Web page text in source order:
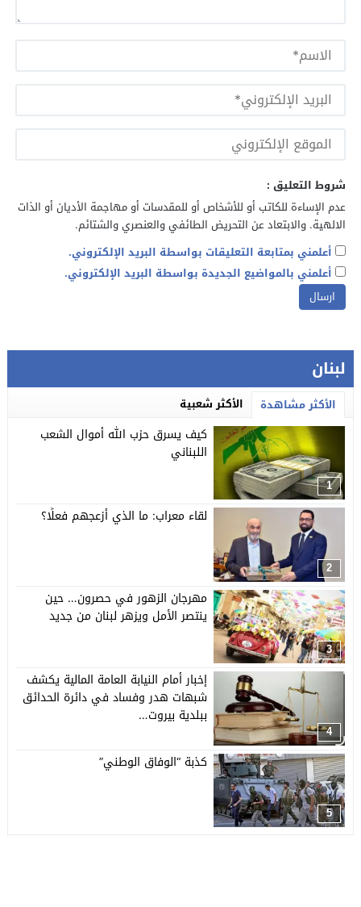
شروط التعليق :
عدم الإساءة للكاتب أو للأشخاص أو للمقدسات أو مهاجمة الأديان أو الذات
الالهية. والابتعاد عن التحريض الطائفي والعنصري والشتائم.
أعلمني بمتابعة التعليقات بواسطة البريد الإلكتروني.
أعلمني بالمواضيع الجديدة بواسطة البريد الإلكتروني.
لبنان
الأكثر مشاهدة الأكثر شعبية
1
كيف يسرق حزب الله أموال الشعب
اللبناني
2
لقاء معراب: ما الذي أزعجهم فعلًا؟
3
مهرجان الزهور في حصرون… حين
ينتصر الأمل ويزهر لبنان من جديد
4
إخبار أمام النيابة العامة المالية يكشف
شبهات هدر وفساد في دائرة الحدائق
ببلدية بيروت…
5
كذبة “الوفاق الوطني”